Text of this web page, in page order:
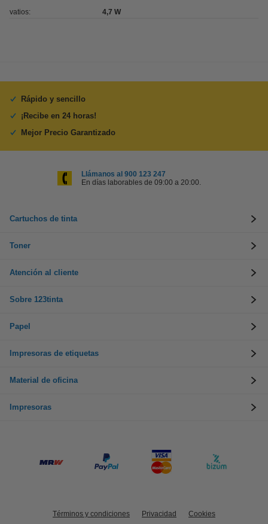
vatios: 4,7 W
Rápido y sencillo
¡Recibe en 24 horas!
Mejor Precio Garantizado
Llámanos al 900 123 247
En días laborables de 09:00 a 20:00.
Cartuchos de tinta
Toner
Atención al cliente
Sobre 123tinta
Papel
Impresoras de etiquetas
Material de oficina
Impresoras
Términos y condiciones Privacidad Cookies